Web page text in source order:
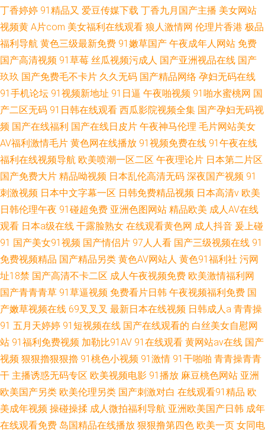
丁香婷婷 91精品又 爱豆传媒下载 丁香九月国产主播 美女网站
视频黄 A片com 美女福利在线观看 狼人激情网 伦理片香港 极品
福利导航 黄色三级最新免费 91嫩草国产 午夜成年人网站 免费
国产高清视频 91草莓 丝瓜视频污成人 国产亚洲视品在线 国产
玖玖 国产免费毛不卡片 久久无码 国产精品网络 孕妇无码在线
91手机论坛 91视频新地址 91日逼 午夜啪视频 91啪水蜜桃网 国
产二区无码 91日韩在线观看 西瓜影院视频全集 国产孕妇无码视
频 国产在线福利 国产在线日皮片 午夜神马伦理 毛片网站美女
AV福利激情毛片 黄色网在线播放 91视频免费在线 91午夜在线
福利在线视频导航 欧美喷潮一区二区 午夜理论片 日本第二片区
国产免费大片 精品呦视频 日本乱伦高清无码 深夜国产视频 91
刺激视频 日本中文字幕一区 日韩免费精品视频 日本高清v 欧美
日韩伦理午夜 91碰超免费 亚洲色图网站 精品欧美 成人AV在线
观看 日本a级在线 干露脸熟女 在线观看黄色网 成人抖音 爰上碰
91 国产美女91视频 国产情侣片 97人人看 国产三级视频在线 91
免费视频精品 国产精品另类 黄色AV网站人 黄色91福利社 污网
址18禁 国产高清不卡二区 成人午夜视频免费 欧美激情福利网
国产青青青草 91草逼视频 免费看片日韩 午夜视频福利免费 国
产嫩草视频在线 69叉叉叉 最新日本在线视频 日韩成人a 青青操
91 五月天婷婷 91短视频在线 国产在线观看的 白丝美女自慰网
站 91福利免费视频 加勒比91AV 91在线观看 黄网站av在线 国产
视频 狠狠擼狠狠擼 91桃色小视频 91激情 91干啪啪 青青操青青
干 主播诱惑无码专区 欧美视频电影 91播放 麻豆桃色网站 亚洲
欧美国产另类 欧美伦理另类 国产刺激对白 在线观看91精品 欧
美成年视频 操碰操揉 成人微拍福利导航 亚洲欧美国产日韩 成年
在线观看免费 岛国精品在线播放 狠狠撸第四色 欧美一页 女同电